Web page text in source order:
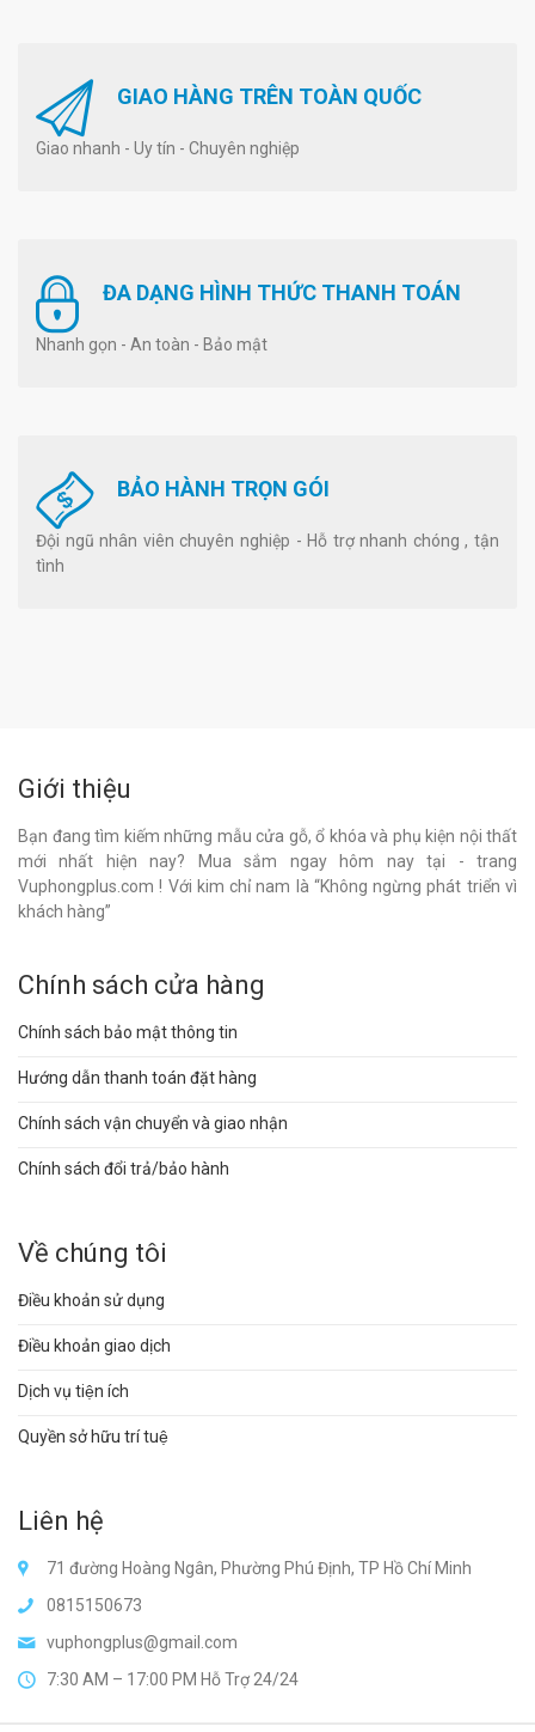
GIAO HÀNG TRÊN TOÀN QUỐC
Giao nhanh - Uy tín - Chuyên nghiệp
ĐA DẠNG HÌNH THỨC THANH TOÁN
Nhanh gọn - An toàn - Bảo mật
BẢO HÀNH TRỌN GÓI
Đội ngũ nhân viên chuyên nghiệp - Hỗ trợ nhanh chóng , tận
tình
Giới thiệu
Bạn đang tìm kiếm những mẫu cửa gỗ, ổ khóa và phụ kiện nội thất
mới nhất hiện nay? Mua sắm ngay hôm nay tại - trang
Vuphongplus.com ! Với kim chỉ nam là “Không ngừng phát triển vì
khách hàng”
Chính sách cửa hàng
Chính sách bảo mật thông tin
Hướng dẫn thanh toán đặt hàng
Chính sách vận chuyển và giao nhận
Chính sách đổi trả/bảo hành
Về chúng tôi
Điều khoản sử dụng
Điều khoản giao dịch
Dịch vụ tiện ích
Quyền sở hữu trí tuệ
Liên hệ
71 đường Hoàng Ngân, Phường Phú Định, TP Hồ Chí Minh
0815150673
vuphongplus@gmail.com
7:30 AM – 17:00 PM Hỗ Trợ 24/24